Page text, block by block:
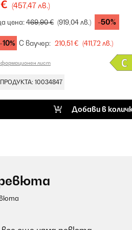
(457,47 лв.)
цена:469,90 € (919,04 лв.) -50%
-10% С ваучер: 210,51 € (411,72 лв.)
лист
10034847
Добави в